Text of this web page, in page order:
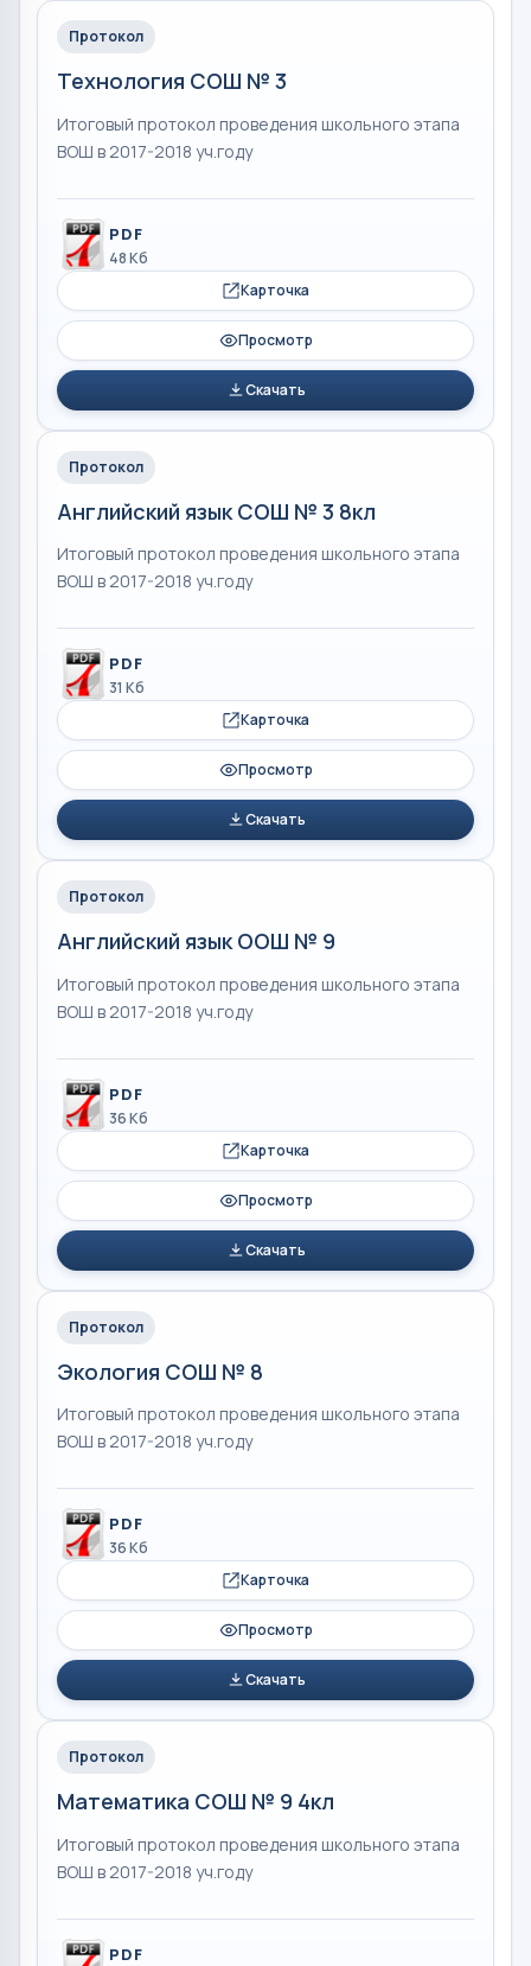
Протокол
Технология СОШ № 3
Итоговый протокол проведения школьного этапа
ВОШ в 2017-2018 уч.году
PDF
48 Кб
Карточка
Просмотр
Скачать
Протокол
Английский язык СОШ № 3 8кл
Итоговый протокол проведения школьного этапа
ВОШ в 2017-2018 уч.году
PDF
31 Кб
Карточка
Просмотр
Скачать
Протокол
Английский язык ООШ № 9
Итоговый протокол проведения школьного этапа
ВОШ в 2017-2018 уч.году
PDF
36 Кб
Карточка
Просмотр
Скачать
Протокол
Экология СОШ № 8
Итоговый протокол проведения школьного этапа
ВОШ в 2017-2018 уч.году
PDF
36 Кб
Карточка
Просмотр
Скачать
Протокол
Математика СОШ № 9 4кл
Итоговый протокол проведения школьного этапа
ВОШ в 2017-2018 уч.году
PDF